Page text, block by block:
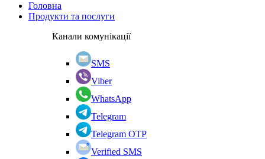
Головна
Продукти та послуги
Канали комунікації
SMS
Viber
WhatsApp
Telegram
Telegram OTP
Verified SMS